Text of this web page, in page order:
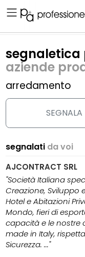
segnaletica
aziende
arredamento
segnalati da voi
AJCONTRACT SRL
"Società Italiana
Creazione, Sviluppo
Hotel e Abitazioni
Mondo, fieri di
capacità e le nostre
made in Italy,
Sicurezza. ..."